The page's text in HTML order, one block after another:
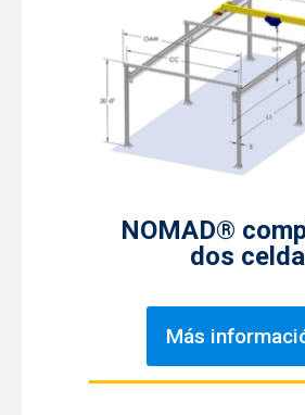
NOMAD®
dos
Más